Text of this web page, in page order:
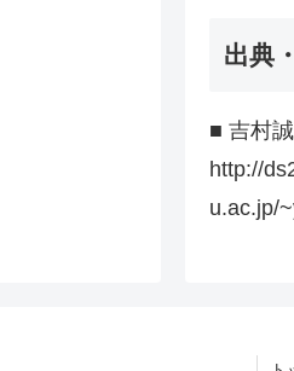
出典
■ 吉村誠
http://
u.ac.jp/